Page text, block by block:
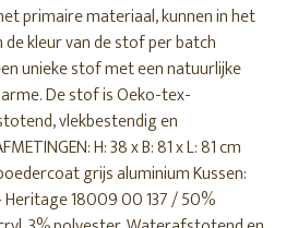
primaire materiaal, kunnen in het
kleur van de stof per batch
unieke stof met een natuurlijke
De stof is Oeko-tex-
vlekbestendig en
H: 38 x B: 81 x L: 81 cm
grijs aluminium Kussen:
Heritage 18009 00 137 / 50%